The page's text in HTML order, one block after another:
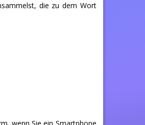
die zu dem Wort
wenn Sie ein Smartphone